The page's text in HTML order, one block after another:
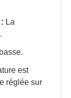
La
est
réglée sur